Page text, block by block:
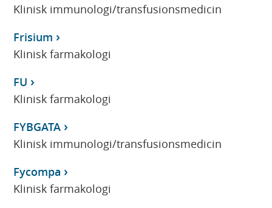
Klinisk immunologi/transfusionsmedicin
Frisium
Klinisk farmakologi
FU
Klinisk farmakologi
FYBGATA
Klinisk immunologi/transfusionsmedicin
Fycompa
Klinisk farmakologi